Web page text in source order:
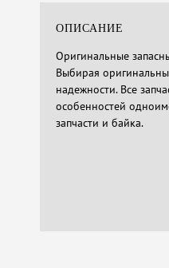
ОПИСАНИЕ
Оригинальные
Выбирая
надежности. Все
особенностей
запчасти и байка.